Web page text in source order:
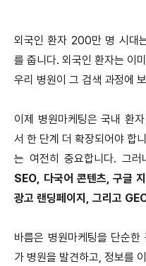
외국인 환자 200만 명 시대
를 줍니다. 외국인 환자는 이
우리 병원이 그 검색 과정에
이제 병원마케팅은 국내 환
서 한 단계 더 확장되어야 합
는 여전히 중요합니다. 그러
SEO, 다국어 콘텐츠, 구글
광고 랜딩페이지, 그리고
바름은 병원마케팅을 단순
가 병원을 발견하고, 정보를